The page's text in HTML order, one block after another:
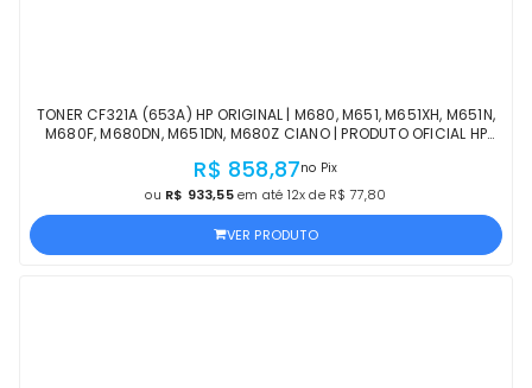
TONER CF321A (653A) HP ORIGINAL | M680, M651, M651XH, M651N,
M680F, M680DN, M651DN, M680Z CIANO | PRODUTO OFICIAL HP
R$ 858,87no Pix
ou R$ 933,55em até 12x de R$ 77,80
VER PRODUTO